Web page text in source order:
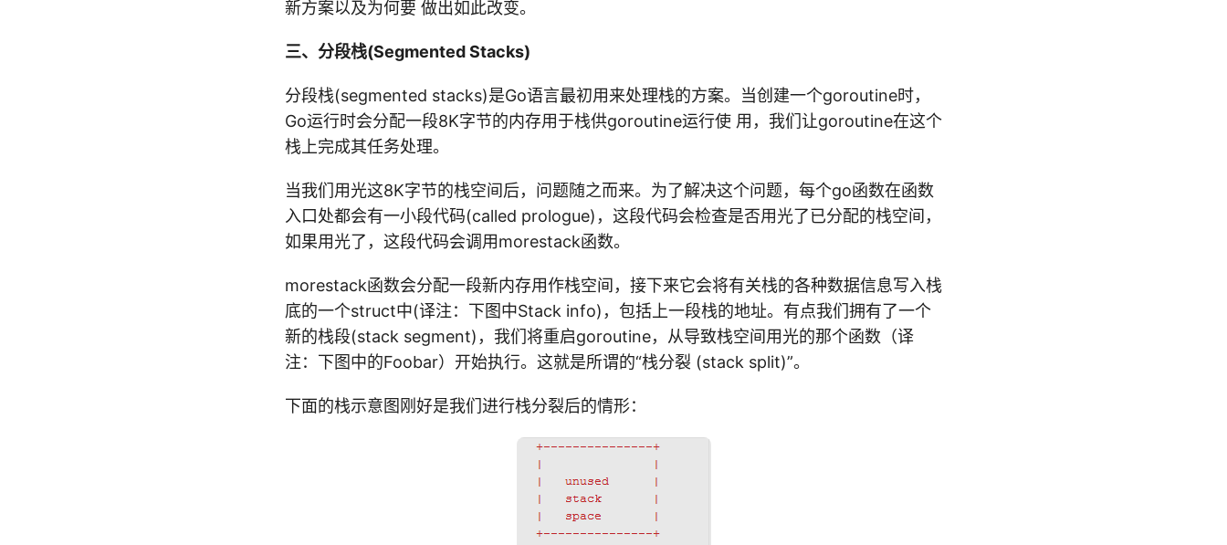
新方案以及为何要 做出如此改变。
三、分段栈(Segmented Stacks)
分段栈(segmented stacks)是Go语言最初用来处理栈的方案。当创建一个goroutine时，
Go运行时会分配一段8K字节的内存用于栈供goroutine运行使 用，我们让goroutine在这个
栈上完成其任务处理。
当我们用光这8K字节的栈空间后，问题随之而来。为了解决这个问题，每个go函数在函数
入口处都会有一小段代码(called prologue)，这段代码会检查是否用光了已分配的栈空间，
如果用光了，这段代码会调用morestack函数。
morestack函数会分配一段新内存用作栈空间，接下来它会将有关栈的各种数据信息写入栈
底的一个struct中(译注：下图中Stack info)，包括上一段栈的地址。有点我们拥有了一个
新的栈段(stack segment)，我们将重启goroutine，从导致栈空间用光的那个函数（译
注：下图中的Foobar）开始执行。这就是所谓的“栈分裂 (stack split)”。
下面的栈示意图刚好是我们进行栈分裂后的情形：